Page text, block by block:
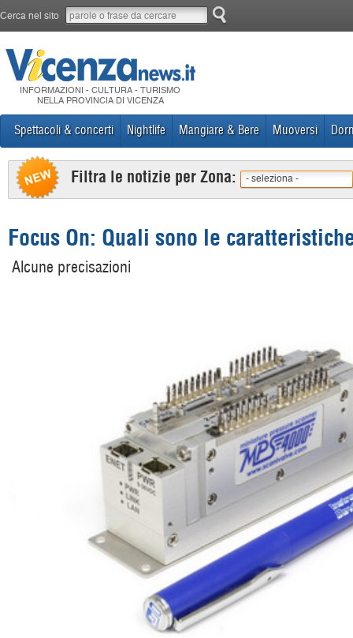
Cerca nel sito
INFORMAZIONI - CULTURA - TURISMO
NELLA PROVINCIA DI VICENZA
Spettacoli & concerti Nightlife Mangiare & Bere Muoversi
Filtra le notizie per Zona: - seleziona -
Focus On: Quali sono le
Alcune precisazioni